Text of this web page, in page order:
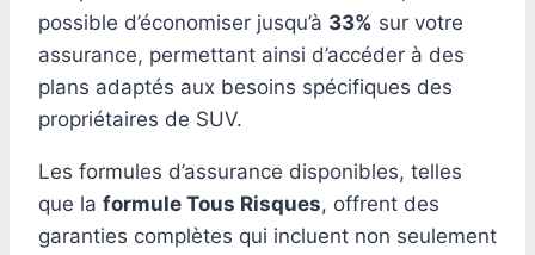
possible d’économiser jusqu’à 33% sur votre
assurance, permettant ainsi d’accéder à des
plans adaptés aux besoins spécifiques des
propriétaires de SUV.
Les formules d’assurance disponibles, telles
que la formule Tous Risques, offrent des
garanties complètes qui incluent non seulement